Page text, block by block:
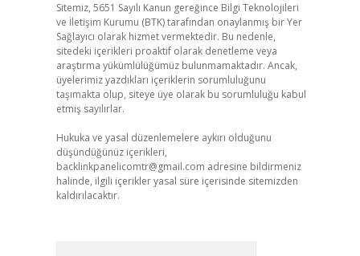
Sitemiz, 5651 Sayılı Kanun gereğince Bilgi Teknolojileri
ve İletişim Kurumu (BTK) tarafından onaylanmış bir Yer
Sağlayıcı olarak hizmet vermektedir. Bu nedenle,
sitedeki içerikleri proaktif olarak denetleme veya
araştırma yükümlülüğümüz bulunmamaktadır. Ancak,
üyelerimiz yazdıkları içeriklerin sorumluluğunu
taşımakta olup, siteye üye olarak bu sorumluluğu kabul
etmiş sayılırlar.
Hukuka ve yasal düzenlemelere aykırı olduğunu
düşündüğünüz içerikleri,
backlinkpanelicomtr@gmail.com adresine bildirmeniz
halinde, ilgili içerikler yasal süre içerisinde sitemizden
kaldırılacaktır.